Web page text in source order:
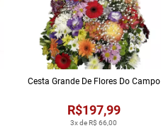
3x de R$ 66,00
R$197,99
Cesta Grande De Flores Do Campo